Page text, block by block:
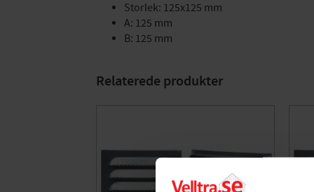
Storlek: 125x125 mm
A: 125 mm
B: 125 mm
Relaterede produkter